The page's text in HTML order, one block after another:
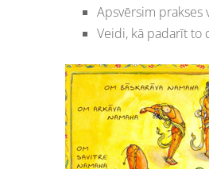
Apsvērsim prakses
Veidi, kā padarīt to